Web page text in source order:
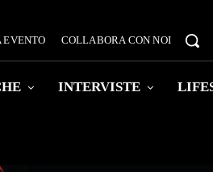
EVENTO COLLABORA CON NOI
INTERVISTE